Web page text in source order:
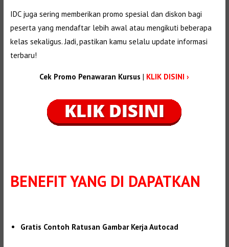
IDC juga sering memberikan promo spesial dan diskon bagi
peserta yang mendaftar lebih awal atau mengikuti beberapa
kelas sekaligus. Jadi, pastikan kamu selalu update informasi
terbaru!
Cek Promo Penawaran Kursus| KLIK DISINI ›
BENEFITYANG DI DAPATKAN
Gratis Contoh Ratusan Gambar Kerja Autocad